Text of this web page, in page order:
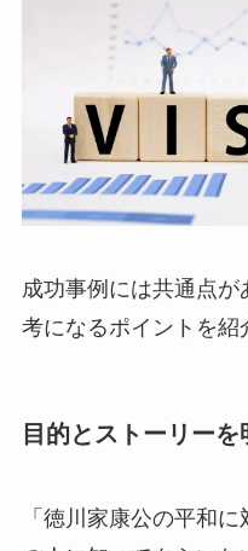
成功事例には共通点
考になるポイントを紹
目的とストーリーを
「徳川家康公の平和